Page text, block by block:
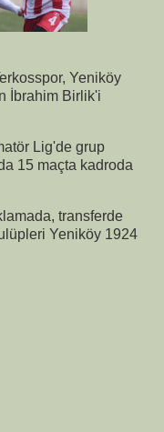
Yeniköy
İbrahim Birlik'i
Lig'de grup
15 maçta kadroda
transferde
Yeniköy 1924